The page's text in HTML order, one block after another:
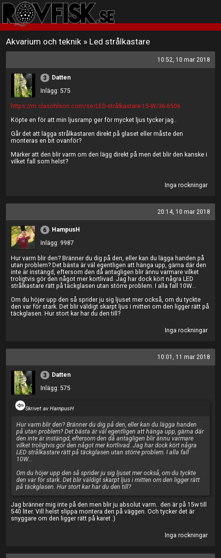
Akvarium och teknik » Led strålkastare
10:52, 10 mar 2018
3
Datten
Inlägg: 575
https://m.clasohlson.com/se/LED-strålkastare-15-W/36-6506
Köpte en för att min ljusramp ger för mycket ljus tycker jag..
Går det att lägga strålkastaren direkt på glaset eller måste den
monteras en bit ovanför?
Märker att den blir varm om den lägg direkt på men det blir den kanske i
vilket fall som helst?
Inga rockningar
20:14, 10 mar 2018
6
HampusH
Inlägg: 9987
Hur varm blir den? Bränner du dig på den, eller kan du lägga handen på
utan problem? Det bästa är väl egentligen att hänga upp, gärna där den
inte är instängd, eftersom den då antagligen blir ännu varmare vilket
troligtvis gör den något mer kortlivad. Jag har dock kört några LED
strålkastare rätt på täckglasen utan större problem. I alla fall 10W...
Om du höjer upp den så sprider ju sig ljuset mer också, om du tyckte
den var för stark. Det blir väldigt skarpt ljus i mitten om den ligger rätt på
täckglasen. Hur stort kar har du den till?
Inga rockningar
10:01, 11 mar 2018
3
Datten
Inlägg: 575
Skrivet av HampusH
Hur varm blir den? Bränner du dig på den, eller kan du lägga handen
på utan problem? Det bästa är väl egentligen att hänga upp, gärna där
den inte är instängd, eftersom den då antagligen blir ännu varmare
vilket troligtvis gör den något mer kortlivad. Jag har dock kört några
LED strålkastare rätt på täckglasen utan större problem. I alla fall
10W...
Om du höjer upp den så sprider ju sig ljuset mer också, om du tyckte
den var för stark. Det blir väldigt skarpt ljus i mitten om den ligger rätt
på täckglasen. Hur stort kar har du den till?
Jag bränner mig inte på den men blir ju absolut varm.. den är på 15w till
540 liter. Vill helst slippa montera den på väggen. Och tycker det är
snyggare om den ligger rätt på karet :)
Inga rockningar